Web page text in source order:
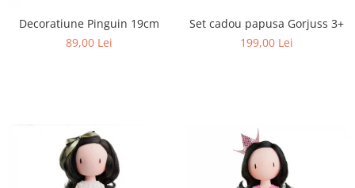
Decoratiune Pinguin 19cm
89,00 Lei
Set cadou papusa Gorjuss 3+
199,00 Lei